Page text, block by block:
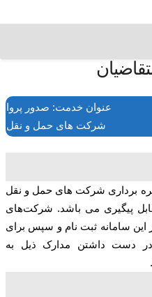
عنوان خدمت: صدور
شرکت های حمل و نقل
بهره برداری شرکت های حمل و نقل
پیگیری می باشد. شرکت‌های
سامانه ثبت ‌نام و سپس برای
در دست داشتن مدارک ذیل به